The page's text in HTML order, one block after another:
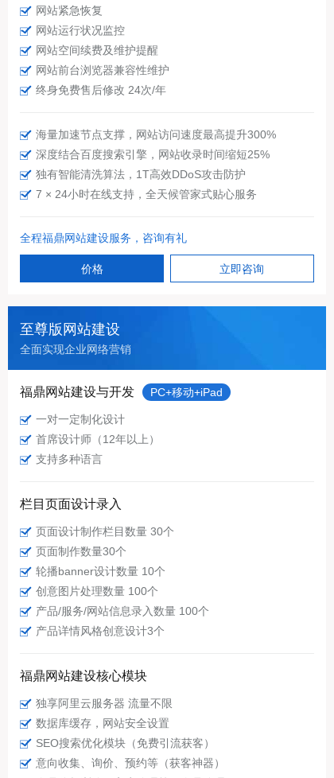
网站紧急恢复
网站运行状况监控
网站空间续费及维护提醒
网站前台浏览器兼容性维护
终身免费售后修改 24次/年
海量加速节点支撑，网站访问速度最高提升300%
深度结合百度搜索引擎，网站收录时间缩短25%
独有智能清洗算法，1T高效DDoS攻击防护
7 × 24小时在线支持，全天候管家式贴心服务
全程福鼎网站建设服务，咨询有礼
价格 立即咨询
至尊版网站建设
全面实现企业网络营销
福鼎网站建设与开发 PC+移动+iPad
一对一定制化设计
首席设计师（12年以上）
支持多种语言
栏目页面设计录入
页面设计制作栏目数量 30个
页面制作数量30个
轮播banner设计数量 10个
创意图片处理数量 100个
产品/服务/网站信息录入数量 100个
产品详情风格创意设计3个
福鼎网站建设核心模块
独享阿里云服务器 流量不限
数据库缓存，网站安全设置
SEO搜索优化模块（免费引流获客）
意向收集、询价、预约等（获客神器）